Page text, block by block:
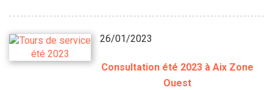
26/01/2023
Consultation été 2023 à Aix Zone
Ouest